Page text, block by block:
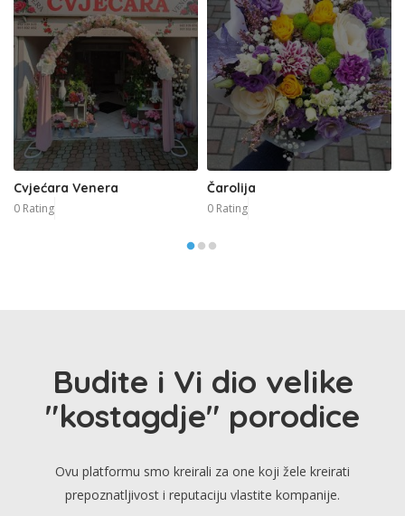
Cvjećara Venera
0 Rating
Čarolija
0 Rating
Budite i Vi dio velike
"kostagdje" porodice
Ovu platformu smo kreirali za one koji žele kreirati
prepoznatljivost i reputaciju vlastite kompanije.